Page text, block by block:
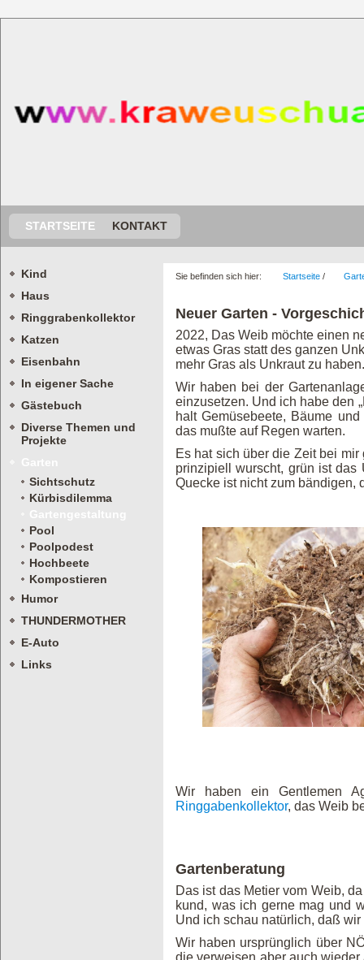
STARTSEITE KONTAKT
Kind
Haus
Ringgrabenkollektor
Katzen
Eisenbahn
In eigener Sache
Gästebuch
Diverse Themen und
Projekte
Sichtschutz
Kürbisdilemma
Pool
Poolpodest
Hochbeete
Kompostieren
Humor
THUNDERMOTHER
E-Auto
Links
Sie befinden sich hier: Startseite /
Neuer Garten -
2022, Das Weib möchte einen
etwas Gras statt des ganzen
mehr Gras als Unkraut zu
Wir haben bei der
einzusetzen. Und ich habe den
halt Gemüsebeete, Bäume
das mußte auf Regen warten.
Es hat sich über die Zeit bei
prinzipiell wurscht, grün ist das
Quecke ist nicht zum bändigen,
Wir haben ein Gentlemen
Ringgabenkollektor, das Weib
Gartenberatung
Das ist das Metier vom Weib,
kund, was ich gerne mag und
Und ich schau natürlich, daß
Wir haben ursprünglich über
die verweisen aber auch